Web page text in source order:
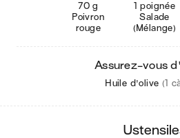
70 g
Poivron
rouge
1 poignée
Salade
(Mélange)
Assurez-vous
Huile d'olive (1